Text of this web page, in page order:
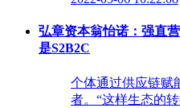
弘章资本翁怡诺：强直
是S2B2C
个体通过供应链赋
者。“这样生态的